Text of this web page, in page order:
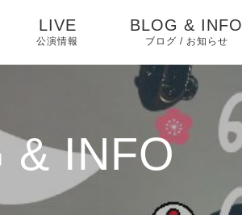
LIVE
公演情報
BLOG & INFO
ブログ / お知らせ
お知らせ
ブログ
ピックアップ
& INFO